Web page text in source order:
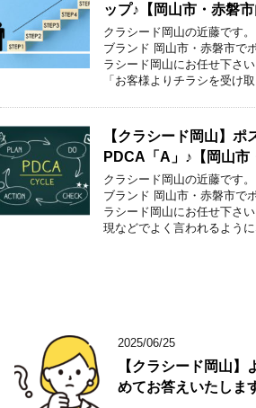
ップ♪【岡山市・赤磐市
クラシード岡山の近藤です
ブランド 岡山市・赤磐市で
ラシード岡山にお任せ下さ
「お客様よりチラシを受け
【クラシード岡山】ポ
PDCA「A」♪【岡山市
クラシード岡山の近藤です
ブランド 岡山市・赤磐市で
ラシード岡山にお任せ下さ
現などでよく言われるよう
2025/06/25
【クラシード岡山】
めてお答えいたしま